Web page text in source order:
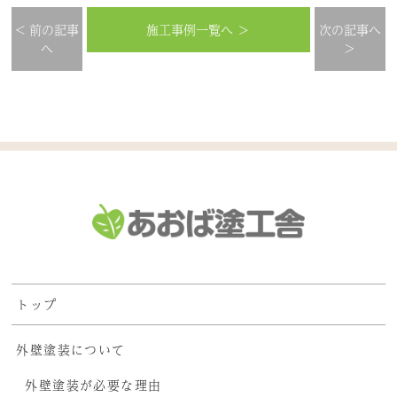
< 前の記事
へ
施工事例一覧へ ＞
次の記事へ
>
トップ
外壁塗装について
外壁塗装が必要な理由